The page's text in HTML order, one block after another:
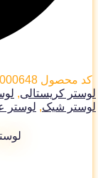
محصول000648
کریستالی,
شیک,لوستر
لوستر